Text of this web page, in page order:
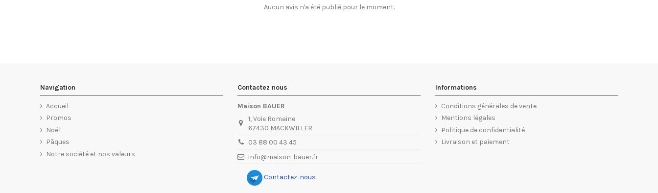
Aucun avis n'a été publié pour le moment.
Navigation
Accueil
Promos
Noël
Pâques
Notre société et nos valeurs
Contactez nous
Maison BAUER
1, Voie Romaine
67430 MACKWILLER
03 88 00 43 45
info@maison-bauer.fr
Contactez-nous
Informations
Conditions générales de vente
Mentions légales
Politique de confidentialité
Livraison et paiement